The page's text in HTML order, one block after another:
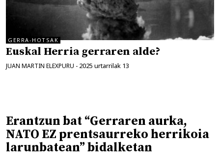
GERRA-HOTSAK
Euskal Herria gerraren alde?
JUAN MARTIN ELEXPURU - 2025 urtarrilak 13
Erantzun bat “Gerraren aurka,
NATO EZ prentsaurreko herrikoia
larunbatean” bidalketan